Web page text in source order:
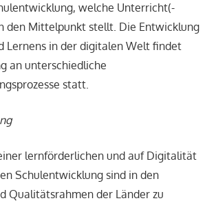
welche Unterricht(-
den Mittelpunkt stellt. Die Entwicklung
Lernens in der digitalen Welt findet
an unterschiedliche
statt.
lernförderlichen und auf Digitalität
Schulentwicklung sind in den
Qualitätsrahmen der Länder zu